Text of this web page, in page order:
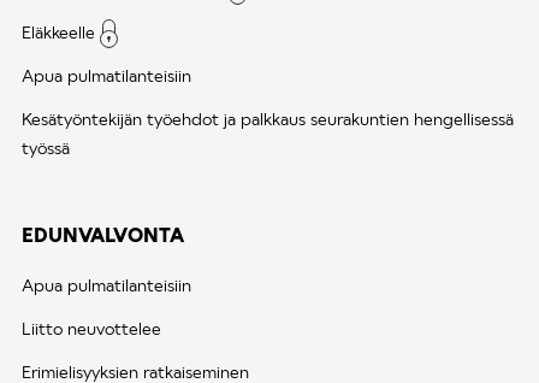
Eläkkeelle
Apua pulmatilanteisiin
Kesätyöntekijän työehdot ja palkkaus seurakuntien hengellisessä
työssä
EDUNVALVONTA
Apua pulmatilanteisiin
Liitto neuvottelee
Erimielisyyksien ratkaiseminen